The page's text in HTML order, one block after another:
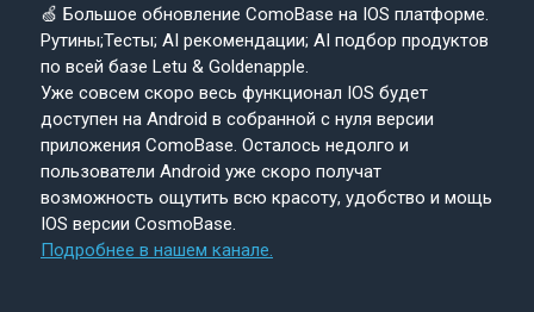
🍏 Большое обновление ComoBase на IOS платформе.
Рутины;Тесты; AI рекомендации; AI подбор продуктов
по всей базе Letu & Goldenapple.
Уже совсем скоро весь функционал IOS будет
доступен на Android в собранной с нуля версии
приложения ComoBase. Осталось недолго и
пользователи Android уже скоро получат
возможность ощутить всю красоту, удобство и мощь
IOS версии CosmoBase.
Подробнее в нашем канале.